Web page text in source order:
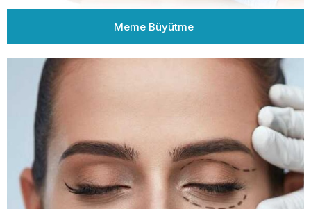
Meme Büyütme